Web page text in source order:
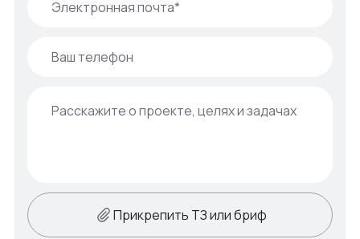
Прикрепить ТЗ или бриф